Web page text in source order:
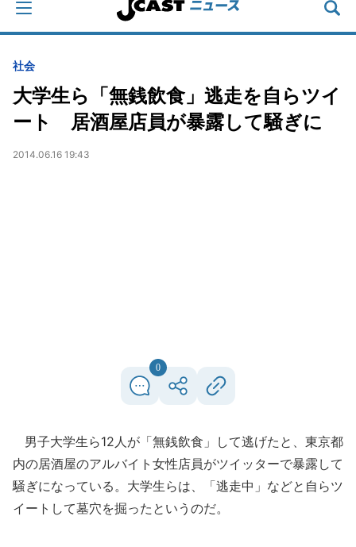
社会
大学生ら「無銭飲食」逃走を自らツイ
ート 居酒屋店員が暴露して騒ぎに
2014.06.16 19:43
0
男子大学生ら12人が「無銭飲食」して逃げたと、東京都
内の居酒屋のアルバイト女性店員がツイッターで暴露して
騒ぎになっている。大学生らは、「逃走中」などと自らツ
イートして墓穴を掘ったというのだ。